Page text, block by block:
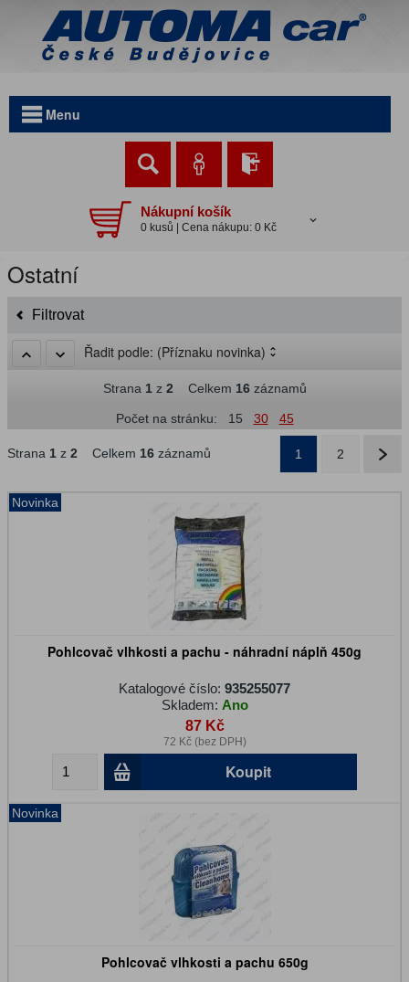
Menu
Nákupní košík
0 kusů | Cena nákupu: 0 Kč
Ostatní
Filtrovat
Řadit podle: (Příznaku novinka)
Strana 1z 2 Celkem 16záznamů
Počet na stránku: 15 30 45
Strana 1 z 2 Celkem 16 záznamů 1 2
Novinka
Pohlcovač vlhkosti a pachu - náhradní náplň 450g
Katalogové číslo: 935255077
Skladem: Ano
87 Kč
72 Kč (bez DPH)
Koupit
Novinka
Pohlcovač vlhkosti a pachu 650g